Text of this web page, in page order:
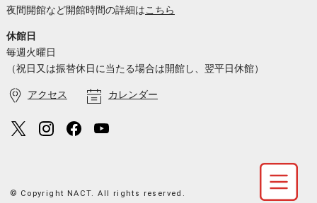
夜間開館など開館時間の詳細はこちら
休館日
毎週火曜日
（祝日又は振替休日に当たる場合は開館し、翌平日休館）
アクセス カレンダー
© Copyright NACT. All rights reserved.